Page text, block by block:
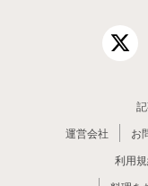
運営会社
お
利用